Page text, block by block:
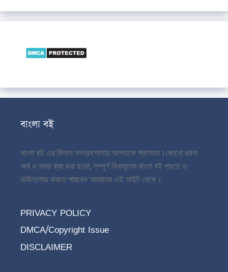
বাংলা বই
বাংলা বই এর বিশাল সংগ্রহশালায় আপনাকে স্বাগতম।কোনো রকম
অর্থ ও সময় ব্যয় করা ছাড়া, সম্পূর্ণ বিনামূল্যে বাংলা বই পড়তে ও
ডাউনলোড করতে পারবেন আমাদের এই সাইট থেকে।
PRIVACY POLICY
DMCA/Copyright Issue
DISCLAIMER